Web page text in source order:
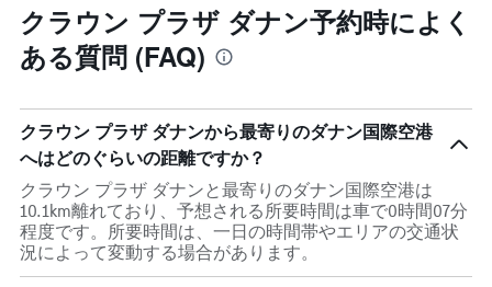
クラウン プラザ ダナン予約時によく
ある質問 (FAQ)
クラウン プラザ ダナンから最寄りのダナン国際空港
へはどのぐらいの距離ですか？
クラウン プラザ ダナンと最寄りのダナン国際空港は
10.1km離れており、予想される所要時間は車で0時間07分
程度です。所要時間は、一日の時間帯やエリアの交通状
況によって変動する場合があります。